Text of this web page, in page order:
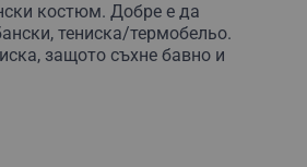
костюм. Добре е да
тениска/термобельо.
защото съхне бавно и